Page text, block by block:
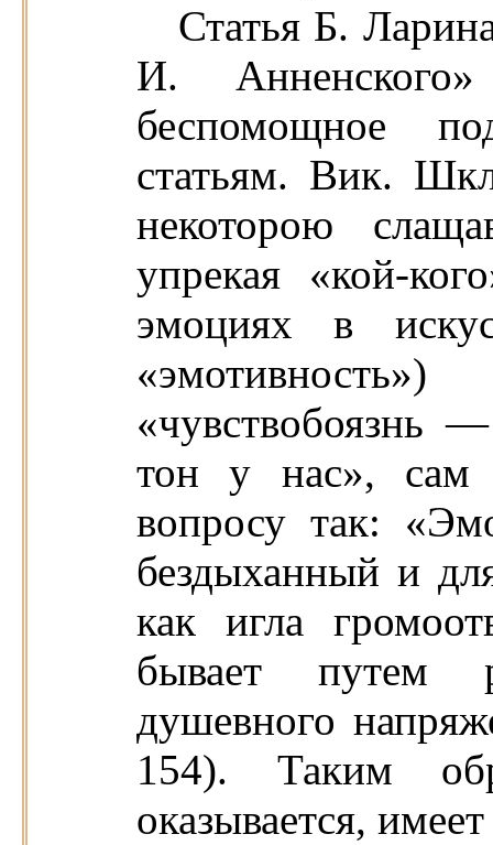
Статья Б.
И.
беспомощное
статьям. Вик.
некоторою
упрекая «кой-
эмоциях в
«чувствобоязнь
тон у нас», сам
вопросу так:
бездыханный и
как игла
бывает путем
душевного
154). Таким
оказывается,